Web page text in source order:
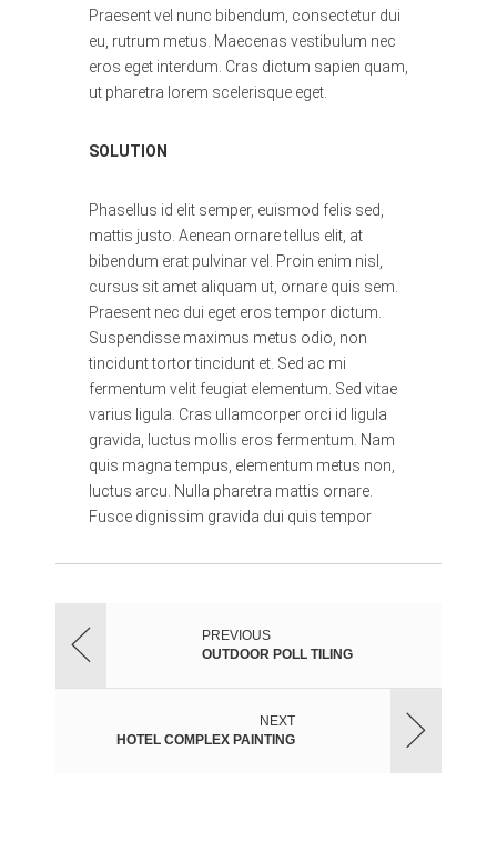
Praesent vel nunc bibendum, consectetur dui
eu, rutrum metus. Maecenas vestibulum nec
eros eget interdum. Cras dictum sapien quam,
ut pharetra lorem scelerisque eget.
SOLUTION
Phasellus id elit semper, euismod felis sed,
mattis justo. Aenean ornare tellus elit, at
bibendum erat pulvinar vel. Proin enim nisl,
cursus sit amet aliquam ut, ornare quis sem.
Praesent nec dui eget eros tempor dictum.
Suspendisse maximus metus odio, non
tincidunt tortor tincidunt et. Sed ac mi
fermentum velit feugiat elementum. Sed vitae
varius ligula. Cras ullamcorper orci id ligula
gravida, luctus mollis eros fermentum. Nam
quis magna tempus, elementum metus non,
luctus arcu. Nulla pharetra mattis ornare.
Fusce dignissim gravida dui quis tempor
PREVIOUS
OUTDOOR POLL TILING
NEXT
HOTEL COMPLEX PAINTING